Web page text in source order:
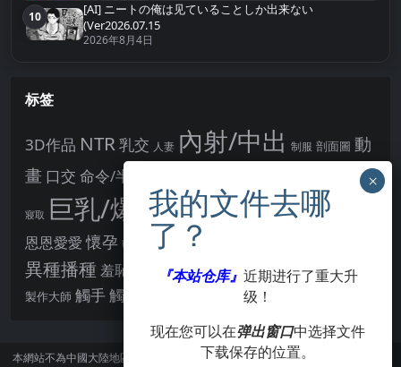
第10名
10
[AI] ニートの俺は见ていることしか出来ない
(Ver2026.07.15
2026年8月4日
标签
3D作品 NTR乳交 人妻 內射/中出 制服 剖面圖 動
畫 口交 命令/半推半就 學校/校園
寢取 巨乳/爆乳幻想 強制你播種 強制播種
恩恩愛愛 懷孕 戰鬥H 拘束 教育
異種播種 羞恥/恥辱 羞辱 肛交 胸部/奶子 著衣 處女
製作大師 觸手 觸摸 酪梨 阿黑顏
本網站不為中國大陸地區的用戶提供服務。訪問本網站請遵守當地法律。訪問本
『本站仓库』 近期进行了重大升
级！
现在您可以在弹出窗口中选择文件
下载保存的位置。